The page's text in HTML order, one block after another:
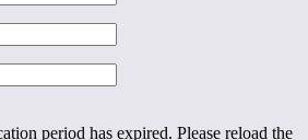
period has expired. Please reload the